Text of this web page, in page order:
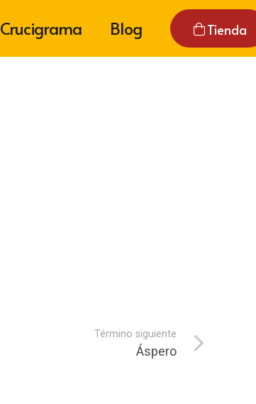
Crucigrama Blog Tienda
Término siguiente
Áspero